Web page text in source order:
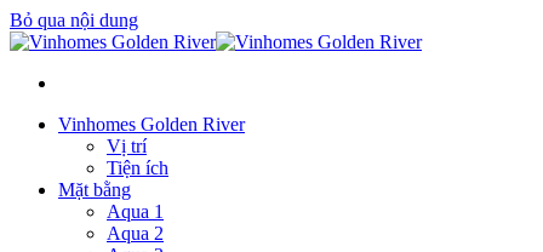
Bỏ qua nội dung
Vinhomes Golden River
Vị trí
Tiện ích
Mặt bằng
Aqua 1
Aqua 2